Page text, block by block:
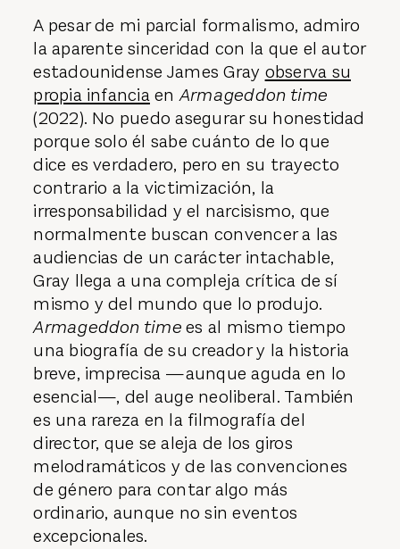
A pesar de mi parcial formalismo, admiro
la aparente sinceridad con la que el autor
estadounidense James Gray observa su
propia infanciaenArmageddon time
(2022). No puedo asegurar su honestidad
porque solo él sabe cuánto de lo que
dice es verdadero, pero en su trayecto
contrario a la victimización, la
irresponsabilidad y el narcisismo, que
normalmente buscan convencer a las
audiencias de un carácter intachable,
Gray llega a una compleja crítica de sí
mismo y del mundo que lo produjo.
Armageddon timees al mismo tiempo
una biografía de su creador y la historia
breve, imprecisa —aunque aguda en lo
esencial—, del auge neoliberal. También
es una rareza en la filmografía del
director, que se aleja de los giros
melodramáticos y de las convenciones
de género para contar algo más
ordinario, aunque no sin eventos
excepcionales.